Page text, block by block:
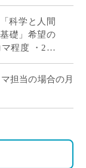
科学と人間
礎」希望の
程度 ・2学
担当の場合の月